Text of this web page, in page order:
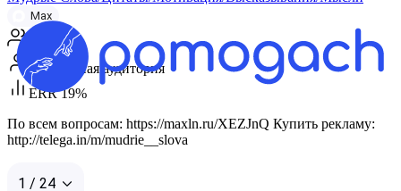
Max
5 602
Смешанная аудитория
ERR 19%
По всем вопросам: https://maxln.ru/XEZJnQ Купить рекламу:
http://telega.in/m/mudrie__slova
1 / 24